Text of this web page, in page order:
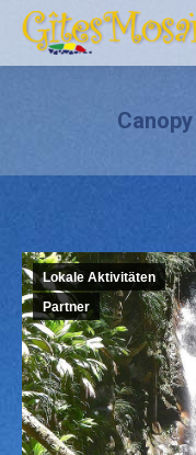
Lokale Aktivitäten
Partner